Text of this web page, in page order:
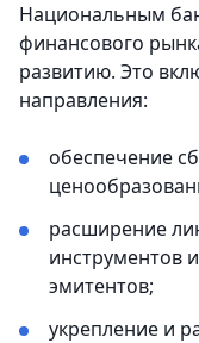
Национальным
финансового
развитию. Это
направления:
обеспечение
расширение
инструментов
эмитентов;
укрепление и